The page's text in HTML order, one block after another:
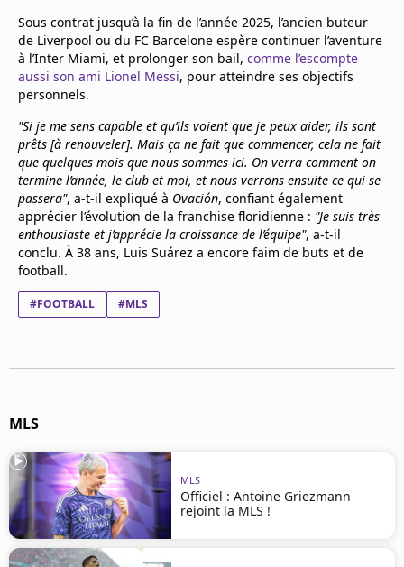
Sous contrat jusqu’à la fin de l’année 2025, l’ancien buteur
de Liverpool ou du FC Barcelone espère continuer l’aventure
à l’Inter Miami, et prolonger son bail, comme l’escompte
aussi son ami Lionel Messi, pour atteindre ses objectifs
personnels.
"Si je me sens capable et qu’ils voient que je peux aider, ils sont
prêts [à renouveler]. Mais ça ne fait que commencer, cela ne fait
que quelques mois que nous sommes ici. On verra comment on
termine l’année, le club et moi, et nous verrons ensuite ce qui se
passera", a-t-il expliqué à Ovación, confiant également
apprécier l’évolution de la franchise floridienne : "Je suis très
enthousiaste et j’apprécie la croissance de l’équipe", a-t-il
conclu. À 38 ans, Luis Suárez a encore faim de buts et de
football.
#FOOTBALL #MLS
MLS
MLS
Officiel : Antoine Griezmann
rejoint la MLS !